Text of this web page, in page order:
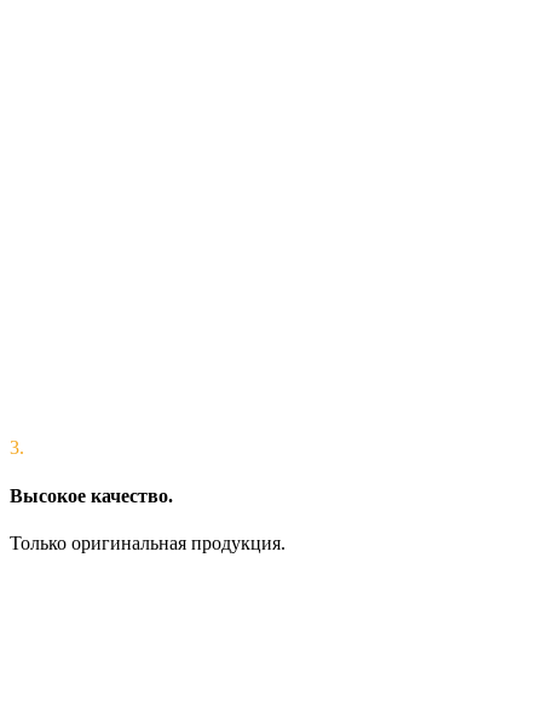
3.
Высокое качество.
Только оригинальная продукция.